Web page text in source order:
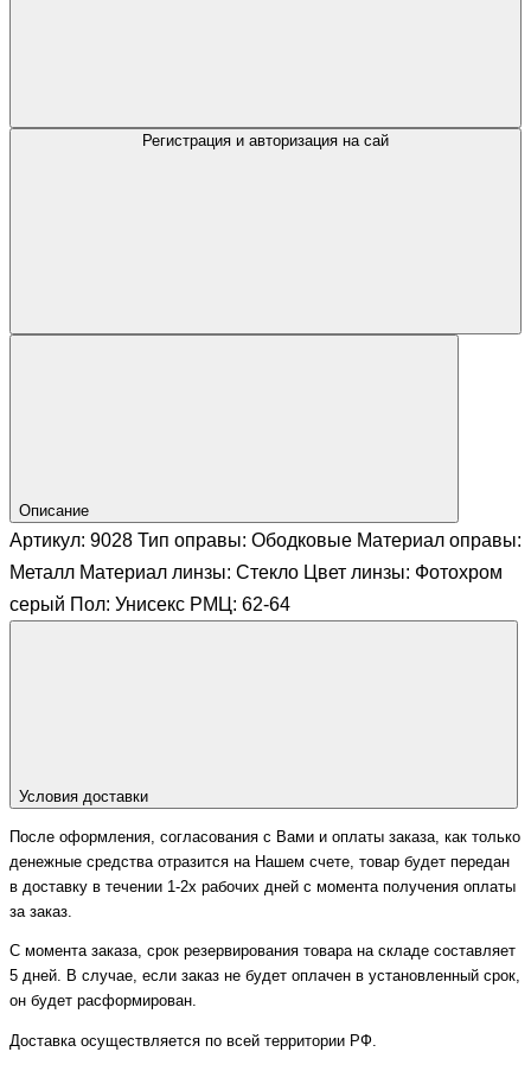
Регистрация и авторизация на сай
Описание
Артикул: 9028 Тип оправы: Ободковые Материал оправы:
Металл Материал линзы: Стекло Цвет линзы: Фотохром
серый Пол: Унисекс РМЦ: 62-64
Условия доставки
После оформления, согласования с Вами и оплаты заказа, как только
денежные средства отразится на Нашем счете, товар будет передан
в доставку в течении 1-2х рабочих дней с момента получения оплаты
за заказ.
С момента заказа, срок резервирования товара на складе составляет
5 дней. В случае, если заказ не будет оплачен в установленный срок,
он будет расформирован.
Доставка осуществляется по всей территории РФ.